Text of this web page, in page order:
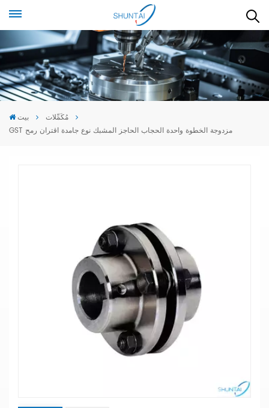
بيت
مُكَمِّلات
GST مزدوجة الخطوة واحدة الحجاب الحاجز المشبك نوع جامدة اقتران رمح